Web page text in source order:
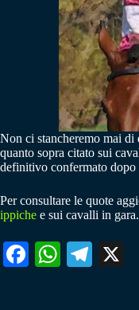
Non ci stancheremo mai di
quanto sopra citato sui
definitivo confermato
Per consultare le quote
ippiche e sui cavalli in gara.
Fa W
Te